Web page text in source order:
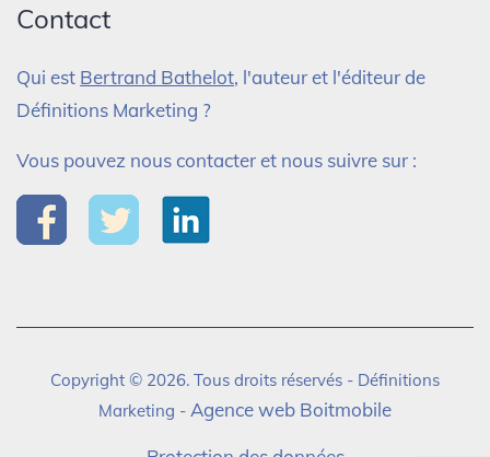
Contact
Qui est Bertrand Bathelot, l'auteur et l'éditeur de
Définitions Marketing ?
Vous pouvez nous contacter et nous suivre sur :
Copyright © 2026. Tous droits réservés - Définitions
Marketing - Agence web Boitmobile